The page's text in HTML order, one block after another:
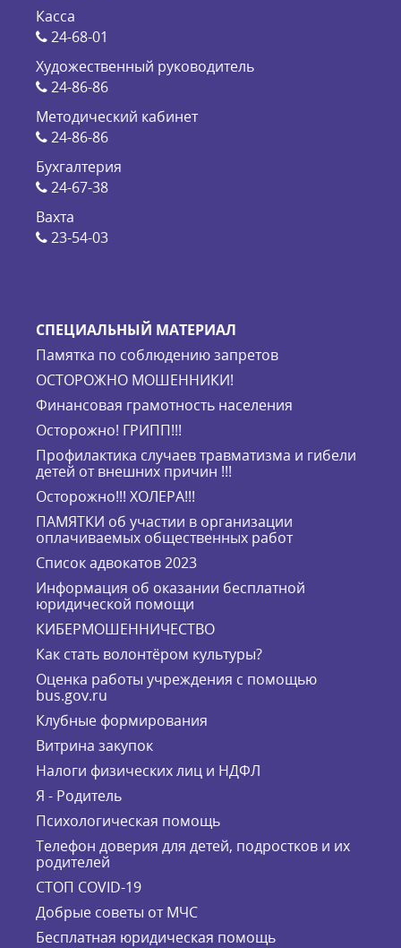
Касса
24-68-01
Художественный руководитель
24-86-86
Методический кабинет
24-86-86
Бухгалтерия
24-67-38
Вахта
23-54-03
СПЕЦИАЛЬНЫЙ МАТЕРИАЛ
Памятка по соблюдению запретов
ОСТОРОЖНО МОШЕННИКИ!
Финансовая грамотность населения
Осторожно! ГРИПП!!!
Профилактика случаев травматизма и гибели
детей от внешних причин !!!
Осторожно!!! ХОЛЕРА!!!
ПАМЯТКИ об участии в организации
оплачиваемых общественных работ
Список адвокатов 2023
Информация об оказании бесплатной
юридической помощи
КИБЕРМОШЕННИЧЕСТВО
Как стать волонтёром культуры?
Оценка работы учреждения с помощью
bus.gov.ru
Клубные формирования
Витрина закупок
Налоги физических лиц и НДФЛ
Я - Родитель
Психологическая помощь
Телефон доверия для детей, подростков и их
родителей
СТОП COVID-19
Добрые советы от МЧС
Бесплатная юридическая помощь